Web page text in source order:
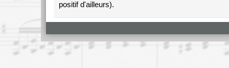
positif d'ailleurs).